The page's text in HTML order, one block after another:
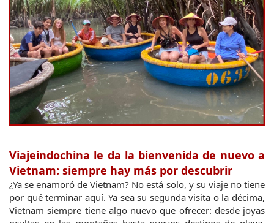
Viajeindochina le da la bienvenida de nuevo a
Vietnam: siempre hay más por descubrir
¿Ya se enamoró de Vietnam? No está solo, y su viaje no tiene
por qué terminar aquí. Ya sea su segunda visita o la décima,
Vietnam siempre tiene algo nuevo que ofrecer: desde joyas